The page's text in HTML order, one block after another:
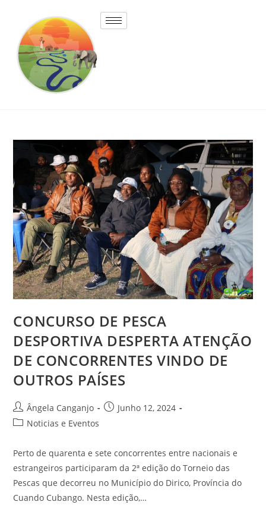
CONCURSO DE PESCA
DESPORTIVA DESPERTA ATENÇÃO
DE CONCORRENTES VINDO DE
OUTROS PAÍSES
Ângela Canganjo
Junho 12, 2024
Noticias e Eventos
Perto de quarenta e sete concorrentes entre nacionais e
estrangeiros participaram da 2ª edição do Torneio das
Pescas que decorreu no Município do Dirico, Província do
Cuando Cubango. Nesta edição,…